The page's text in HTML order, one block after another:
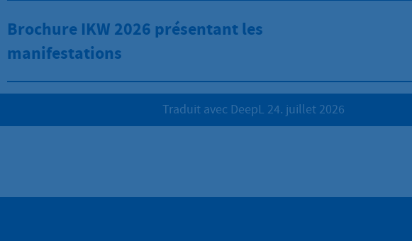
Brochure IKW 2026 présentant les
manifestations
Traduit avec DeepL 24. juillet 2026